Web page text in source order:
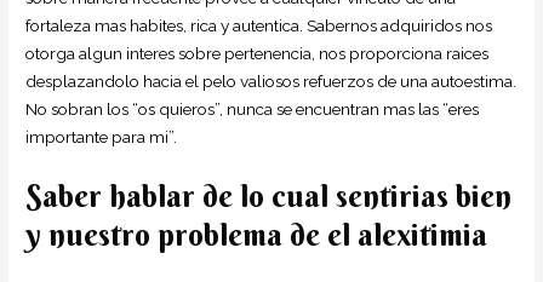
fortaleza mas habites, rica y autentica. Sabernos adquiridos nos
otorga algun interes sobre pertenencia, nos proporciona raices
desplazandolo hacia el pelo valiosos refuerzos de una autoestima.
No sobran los “os quieros”, nunca se encuentran mas las “eres
importante para mi”.
Saber hablar de lo cual sentirias bien
y nuestro problema de el alexitimia